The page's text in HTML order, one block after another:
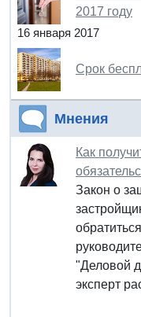
2017 году
16 января 2017
Срок
Мнения
Как
Закон о
"Деловой
эксперт